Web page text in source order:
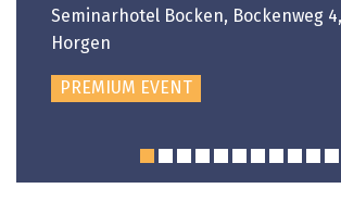
Seminarhotel Bocken, Bockenweg
Horgen
PREMIUM EVENT